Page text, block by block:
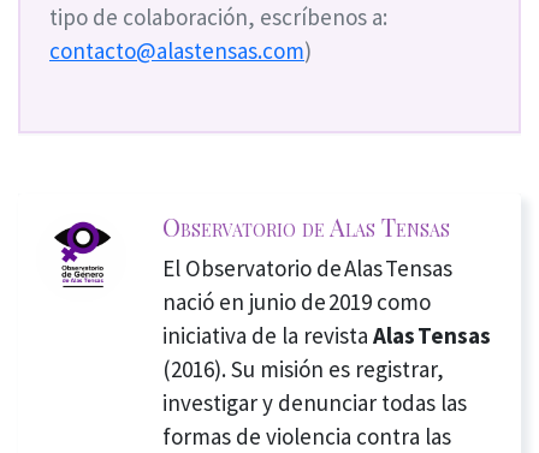
tipo de colaboración, escríbenos a:
contacto@alastensas.com)
Observatorio de Alas Tensas
El Observatorio de Alas Tensas
nació en junio de 2019 como
iniciativa de la revista Alas Tensas
(2016). Su misión es registrar,
investigar y denunciar todas las
formas de violencia contra las